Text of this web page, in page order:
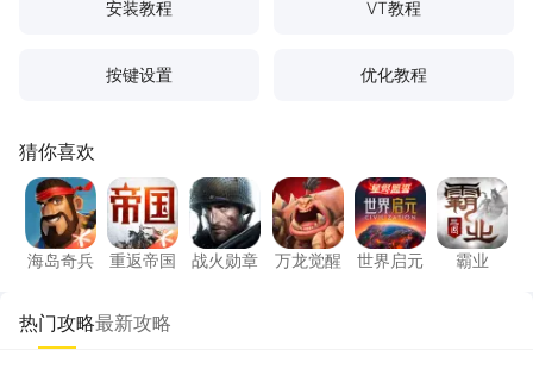
安装教程 VT教程
按键设置 优化教程
猜你喜欢
海岛奇兵
海岛奇兵
重返帝国
重返帝国
战火勋章
战火勋章
万龙觉醒
万龙觉醒
世界启元
世界启元
霸业
霸业
热门攻略最新攻略